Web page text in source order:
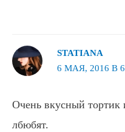
STATIANA
6 МАЯ, 2016 В
Очень вкусный
лбюбят.